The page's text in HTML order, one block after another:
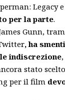
Legacy
per la parte.
Gunn,
, ha
indiscrezione
stato
per il film